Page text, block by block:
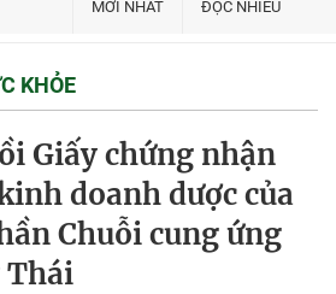
MỚI NHẤT ĐỌC NHIỀU
KHỎE
Giấy chứng nhận
doanh dược của
Chuỗi cung ứng
Thái